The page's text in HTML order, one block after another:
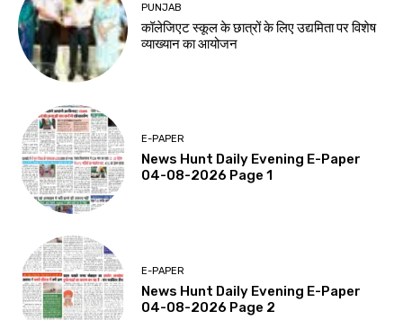
PUNJAB
कॉलेजिएट स्कूल के छात्रों के लिए उद्यमिता पर विशेष
व्याख्यान का आयोजन
E-PAPER
News Hunt Daily Evening E-Paper
04-08-2026 Page 1
E-PAPER
News Hunt Daily Evening E-Paper
04-08-2026 Page 2